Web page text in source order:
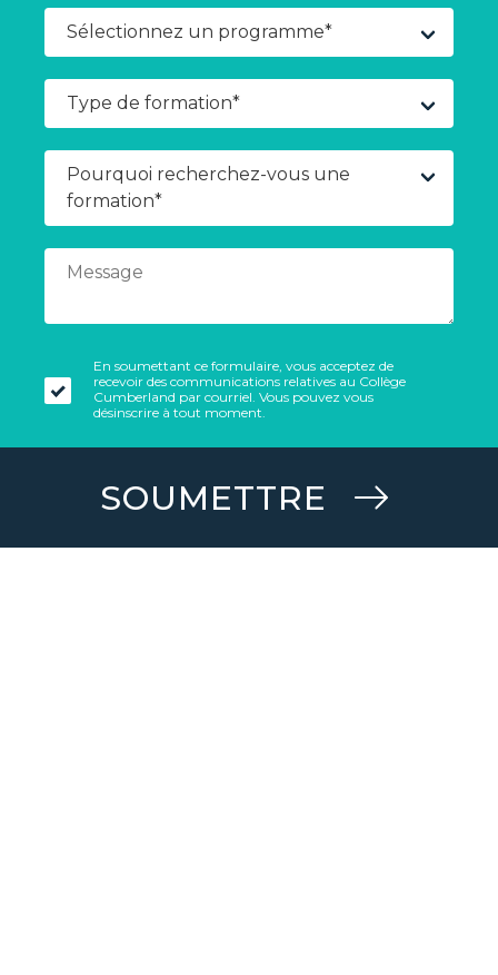
En soumettant ce formulaire, vous acceptez de
recevoir des communications relatives au Collège
Cumberland par courriel. Vous pouvez vous
désinscrire à tout moment.
SOUMETTRE